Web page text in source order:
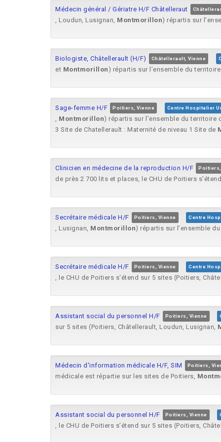
Médecin général / Gériatre H/F Châtelleraut
, Loudun, Lusignan, Montmorillon) répartis sur
Biologiste, Châtellerault (H/F) Châtellerault, Vienne
et Montmorillon ) répartis sur l’ensemble du
Sage-femme H/F Poitiers, Vienne Centre Hospitalier
, Montmorillon) répartis sur l’ensemble du territoire
3 Site de Chatellerault : Maternité de niveau 1 Site de
Clinicien en médecine de la reproduction H/F Poitiers,
de près 2 700 lits et places, le CHU de Poitiers
Secrétaire médicale H/F Poitiers, Vienne Centre
, Lusignan, Montmorillon) répartis sur l’ensemble
Secrétaire médicale H/F Poitiers, Vienne Centre
, le CHU de Poitiers s'étend sur 5 sites (Poitiers,
Assistant social du personnel H/F Poitiers, Vienne
sur 5 sites (Poitiers, Châtellerault, Loudun, Lusignan,
Médecin d'information médicale H/F, SIM Poitiers,
médicale est répartie sur les sites de Poitiers,
Assistant social du personnel H/F Poitiers, Vienne
, le CHU de Poitiers s’étend sur 5 sites (Poitiers,